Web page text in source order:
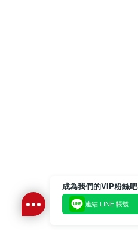
成為我們的VIP粉絲吧
連結 LINE 帳號